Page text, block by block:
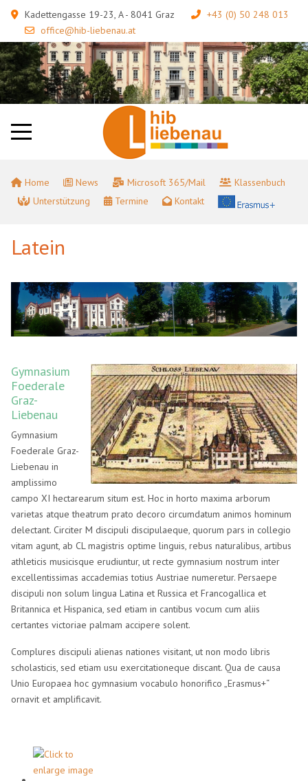
Kadettengasse 19-23, A - 8041 Graz
+43 (0) 50 248 013
office@hib-liebenau.at
Home News Microsoft 365/Mail
Klassenbuch
Unterstützung
Termine Kontakt
Latein
Gymnasium
Foederale
Graz-
Liebenau
Gymnasium
Foederale Graz-
Liebenau in
amplissimo
campo XI hectarearum situm est. Hoc in horto maxima arborum
varietas atque theatrum prato decoro circumdatum animos hominum
delectant. Circiter M discipuli discipulaeque, quorum pars in collegio
vitam agunt, ab CL magistris optime linguis, rebus naturalibus, artibus
athleticis musicisque erudiuntur, ut recte gymnasium nostrum inter
excellentissimas accademias totius Austriae numeretur. Persaepe
discipuli non solum lingua Latina et Russica et Francogallica et
Britannica et Hispanica, sed etiam in cantibus vocum cum aliis
certantes victoriae palmam accipere solent.
Complures discipuli alienas nationes visitant, ut non modo libris
scholasticis, sed etiam usu exercitationeque discant. Qua de causa
Unio Europaea hoc gymnasium vocabulo honorifico „Erasmus+“
ornavit et amplificavit.